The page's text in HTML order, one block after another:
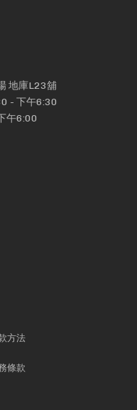
地庫L23舖
- 下午6:30
午6:00
方法
條款